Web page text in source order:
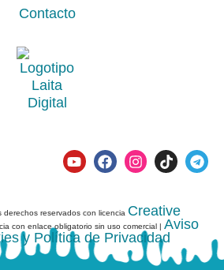
Contacto
derechos reservados con licencia Creative
con enlace obligatorio sin uso comercial | Aviso
y Política de Privacidad